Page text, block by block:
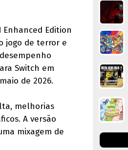
Edition
jogo de terror e
Switch em
de 2026.
melhorias
A versão
mixagem de